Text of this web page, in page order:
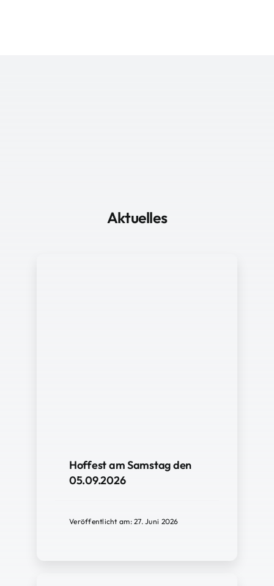
Aktuelles
Hoffest am Samstag den
05.09.2026
Veröffentlicht am: 27. Juni 2026